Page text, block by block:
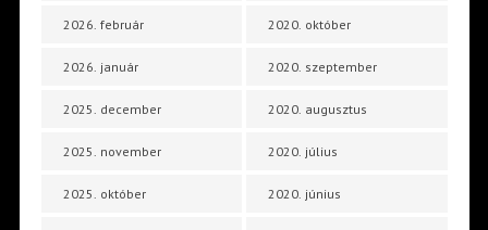
2026. február
2026. január
2025. december
2025. november
2025. október
2020. október
2020. szeptember
2020. augusztus
2020. július
2020. június